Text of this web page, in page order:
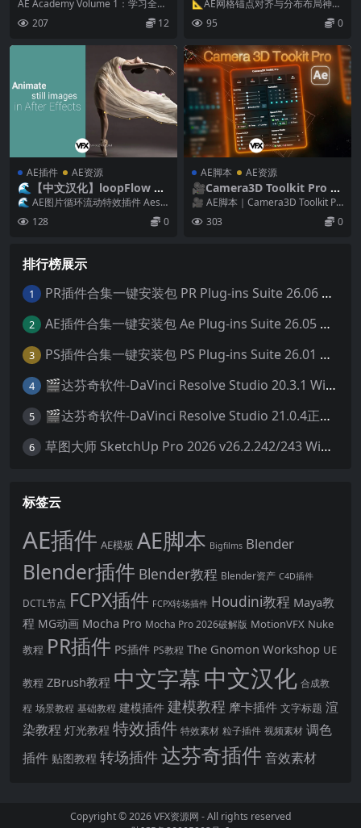
AE Academy Volume 1：学习全球
动态图形艺术家必备的核心工具。
不...207 12
📐AE网格锚点对齐与分布布局神器
Layout v1.0.3｜高效图层排版脚本
... 95 0
AE插件 AE资源
🌊【中文汉化】loopFlow v
1.3.3 Win/Mac AE静态图片
🌊 AE图片循环流动特效插件 Aescr
128 0
AE脚本 AE资源
🎥Camera3D Toolkit Pro v
2.2 AE三维空间摄像机平滑运
动脚本（含使用教程）
🎥 AE脚本｜Camera3D Toolkit Pr
303 0
排行榜展示
1 PR插件合集一键安装包 PR Plug-ins Suite 26.06 一键安装PR所有常用插件！
2 AE插件合集一键安装包 Ae Plug-ins Suite 26.05 一键安装AE所有常用插件！
3 PS插件合集一键安装包 PS Plug-ins Suite 26.01 一键安装PS所有常用插件！
4 🎬达芬奇软件-DaVinci Resolve Studio 20.3.1 Win/Mac中文破解版下载
5 🎬达芬奇软件-DaVinci Resolve Studio 21.0.4正式版 Win/Mac中文破解版下载
6 草图大师 SketchUp Pro 2026 v26.2.242/243 Win/Mac破解版 中文版/英文版
标签云
AE插件 AE模板 AE脚本 Bigfilms Blender
Blender插件 Blender教程 Blender资产 C4D插件
DCTL节点 FCPX插件 FCPX转场插件 Houdini教程 Maya教
程 MG动画 Mocha Pro Mocha Pro 2026破解版 MotionVFX Nuke
教程 PR插件 PS插件 PS教程 The Gnomon Workshop UE
教程 ZBrush教程 中文字幕中文汉化 合成教
程 场景教程 基础教程 建模插件 建模教程 摩卡插件 文字标题 渲
染教程 灯光教程 特效插件 特效素材 粒子插件 视频素材 调色
插件 贴图教程 转场插件达芬奇插件 音效素材
Copyright © 2026VFX资源网 - All rights reserved